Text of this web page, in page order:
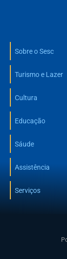
Sobre o Sesc
Turismo e Lazer
Cultura
Educação
Sáude
Assistência
Serviços